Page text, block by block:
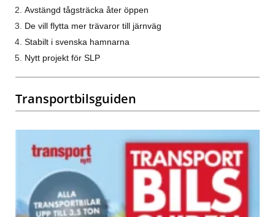
Avstängd tågsträcka åter öppen
De vill flytta mer trävaror till järnväg
Stabilt i svenska hamnarna
Nytt projekt för SLP
Transportbilsguiden